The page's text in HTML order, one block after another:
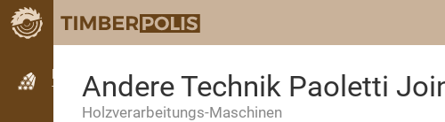
Kleinanzeigen
TextanzeigenAndere Technik Paoletti
Holzverarbeitungs-Maschinen